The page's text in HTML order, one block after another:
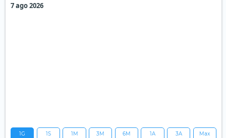
7 ago 2026
1G 1S 1M 3M 6M 1A 3A Max